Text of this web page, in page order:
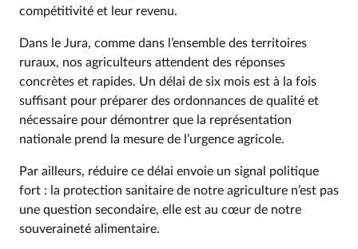
compétitivité et leur revenu.
Dans le Jura, comme dans l’ensemble des territoires
ruraux, nos agriculteurs attendent des réponses
concrètes et rapides. Un délai de six mois est à la fois
suffisant pour préparer des ordonnances de qualité et
nécessaire pour démontrer que la représentation
nationale prend la mesure de l’urgence agricole.
Par ailleurs, réduire ce délai envoie un signal politique
fort : la protection sanitaire de notre agriculture n’est pas
une question secondaire, elle est au cœur de notre
souveraineté alimentaire.